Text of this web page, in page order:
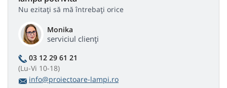
Nu ezitați să mă întrebați orice
Monika
serviciul clienți
03 12 29 61 21
(Lu-Vi 10-18)
info@proiectoare-lampi.ro